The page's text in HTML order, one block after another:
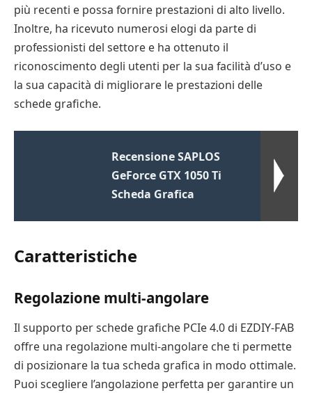
più recenti e possa fornire prestazioni di alto livello.
Inoltre, ha ricevuto numerosi elogi da parte di
professionisti del settore e ha ottenuto il
riconoscimento degli utenti per la sua facilità d’uso e
la sua capacità di migliorare le prestazioni delle
schede grafiche.
Recensione SAPLOS
GeForce GTX 1050 Ti
Scheda Grafica
Caratteristiche
Regolazione multi-angolare
Il supporto per schede grafiche PCIe 4.0 di EZDIY-FAB
offre una regolazione multi-angolare che ti permette
di posizionare la tua scheda grafica in modo ottimale.
Puoi scegliere l’angolazione perfetta per garantire un